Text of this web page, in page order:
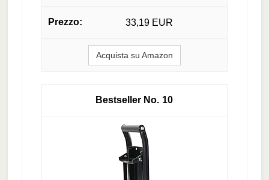
33,19 EUR
Acquista su Amazon
10